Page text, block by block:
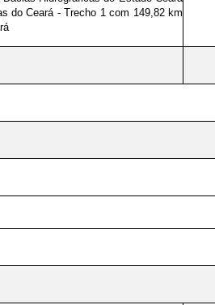
do Ceará - Trecho 1 com 149,82 km